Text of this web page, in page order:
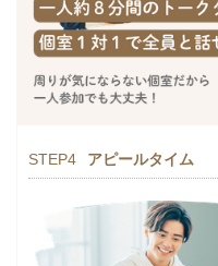
STEP4 アピールタイム